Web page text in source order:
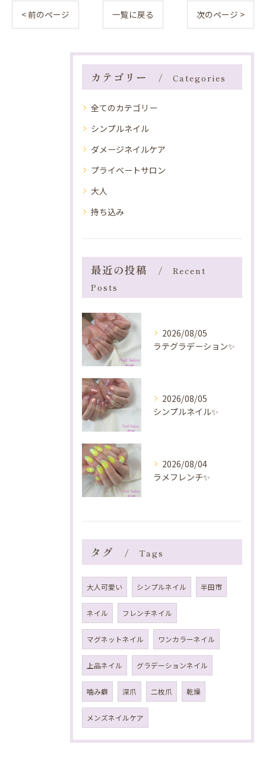
< 前のページ 一覧に戻る 次のページ >
カテゴリー Categories
全てのカテゴリー
シンプルネイル
ダメージネイルケア
プライベートサロン
大人
持ち込み
最近の投稿
Recent
Posts
2026/08/05
ラテグラデーション✨️
2026/08/05
シンプルネイル✨️
2026/08/04
ラメフレンチ✨️
タグ Tags
大人可愛い シンプルネイル 半田市
ネイル フレンチネイル
マグネットネイル ワンカラーネイル
上品ネイル グラデーションネイル
噛み癖 深爪 二枚爪 乾燥
メンズネイルケア